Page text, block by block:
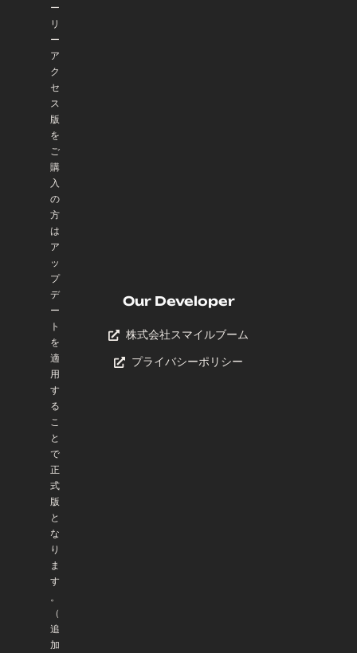
ー
リ
ー
ア
ク
セ
ス
版
を
ご
購
入
の
方
は
ア
ッ
プ
デ
ー
ト
を
適
用
す
る
こ
と
で
正
式
版
と
な
り
ま
す
。
（
追
加
Our Developer
株式会社スマイルブーム
プライバシーポリシー